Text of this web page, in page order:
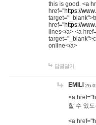
this is good. <a
href="https://
href="https://
lines</a> <a
online</a>
답글달기
EMILI 26-
<a href="
할 수 있
<a href="